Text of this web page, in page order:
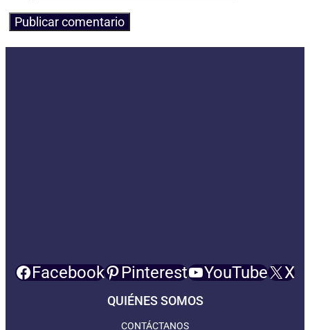
Facebook Pinterest YouTube X
QUIÉNES SOMOS
CONTÁCTANOS